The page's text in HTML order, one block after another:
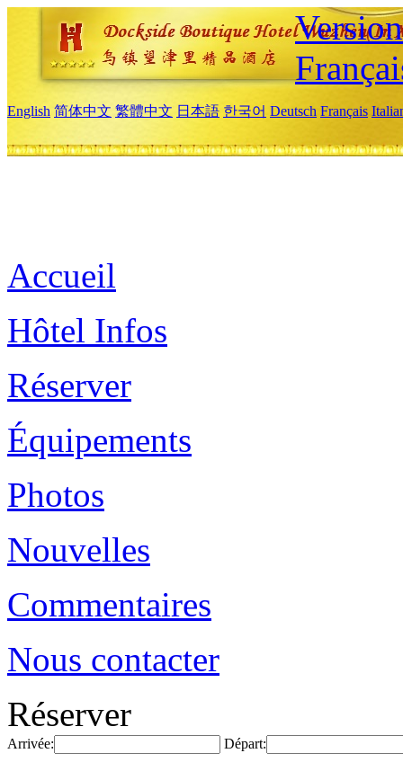
English 简体中文 繁體中文 日本語 한국어 Deutsch Français
Accueil
Hôtel Infos
Réserver
Équipements
Photos
Nouvelles
Commentaires
Nous contacter
Réserver
Arrivée: Départ: